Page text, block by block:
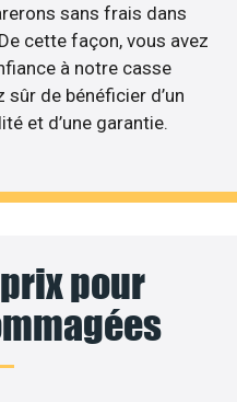
sans frais dans
cette façon, vous avez
à notre casse
de bénéficier d’un
et d’une garantie.
pour